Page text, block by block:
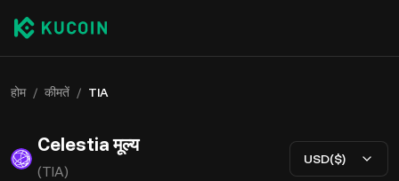
होम / कीमतें / TIA
Celestia मूल्य
(TIA)
USD($)